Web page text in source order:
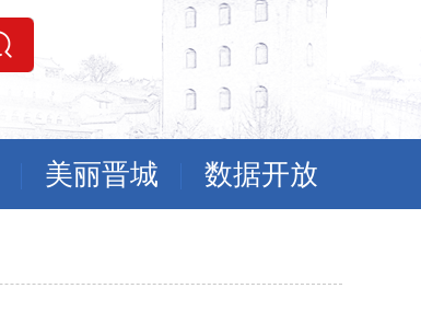
美丽晋城 数据开放